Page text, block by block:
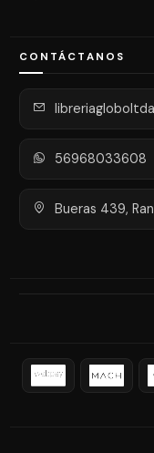
CONTÁCTANOS
56968033608
Bueras 439,